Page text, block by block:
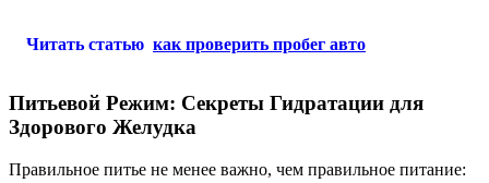
Читать статью как проверить пробег авто
Питьевой Режим: Секреты Гидратации для
Здорового Желудка
Правильное питье не менее важно, чем правильное питание: